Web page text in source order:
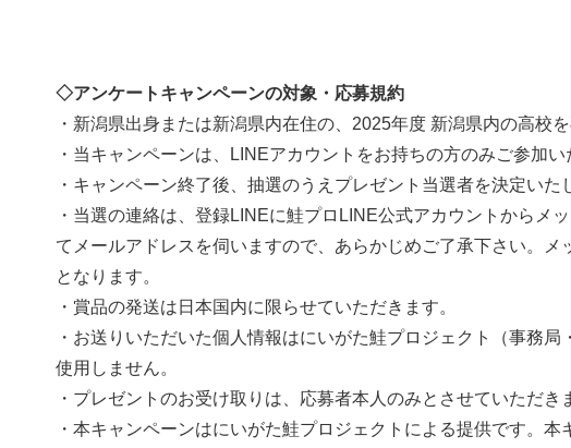
◇アンケートキャンペーンの対象・応募規約
・新潟県出身または新潟県内在住の、2025年度 新潟県内の高校
・当キャンペーンは、LINEアカウントをお持ちの方のみご参加い
・キャンペーン終了後、抽選のうえプレゼント当選者を決定いた
・当選の連絡は、登録LINEに鮭プロLINE公式アカウントからメ
てメールアドレスを伺いますので、あらかじめご了承下さい。
となります。
・賞品の発送は日本国内に限らせていただきます。
・お送りいただいた個人情報はにいがた鮭プロジェクト（事務
使用しません。
・プレゼントのお受け取りは、応募者本人のみとさせていただき
・本キャンペーンはにいがた鮭プロジェクトによる提供です。